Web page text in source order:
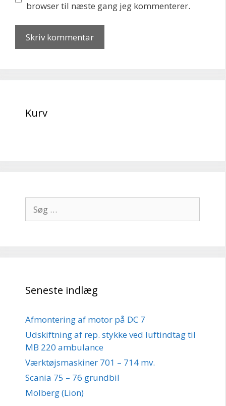
browser til næste gang jeg kommenterer.
Kurv
efter:
Seneste indlæg
Afmontering af motor på DC 7
Udskiftning af rep. stykke ved luftindtag til
MB 220 ambulance
Værktøjsmaskiner 701 – 714 mv.
Scania 75 – 76 grundbil
Molberg (Lion)